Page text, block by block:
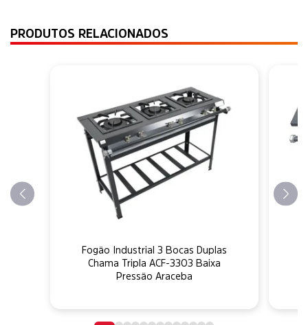
PRODUTOS RELACIONADOS
Fogão Industrial 3 Bocas Duplas
Chama Tripla ACF-3303 Baixa
Pressão Araceba